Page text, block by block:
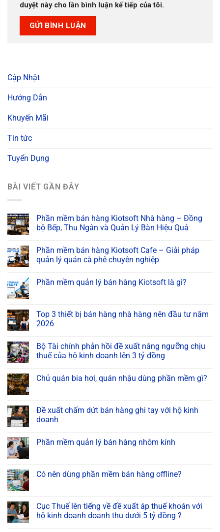
duyệt này cho lần bình luận kế tiếp của tôi.
Cập Nhật
Hướng Dẫn
Khuyến Mãi
Tin tức
Tuyển Dụng
BÀI VIẾT GẦN ĐÂY
Phần mềm bán hàng Kiotsoft Nhà hàng – Đồng
bộ Bếp, Thu Ngân và Quản Lý Bàn Hiệu Quả
Phần mềm bán hàng Kiotsoft Cafe – Giải pháp
quản lý quán cà phê chuyên nghiệp
Phần mềm quản lý bán hàng Kiotsoft là gì?
Top 3 thiết bị bán hàng nhà hàng nên đầu tư năm
2026
Bộ Tài chính phản hồi đề xuất nâng ngưỡng chịu
thuế của hộ kinh doanh lên 3 tỷ đồng
Chủ quán bia hơi, quán nhậu dùng phần mềm gì?
Đề xuất chấm dứt bán hàng ghi tay với hộ kinh
doanh
Phần mềm quản lý bán hàng nhôm kính
Có nên dùng phần mềm bán hàng offline?
Cục Thuế lên tiếng về đề xuất áp thuế khoán với
hộ kinh doanh doanh thu dưới 5 tỷ đồng ?